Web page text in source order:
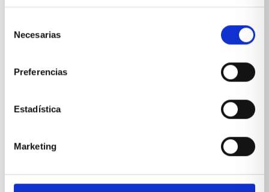
Necesarias
Preferencias
Estadística
Marketing
*Suscribiéndote aceptas nuestrapolítica de privacidad